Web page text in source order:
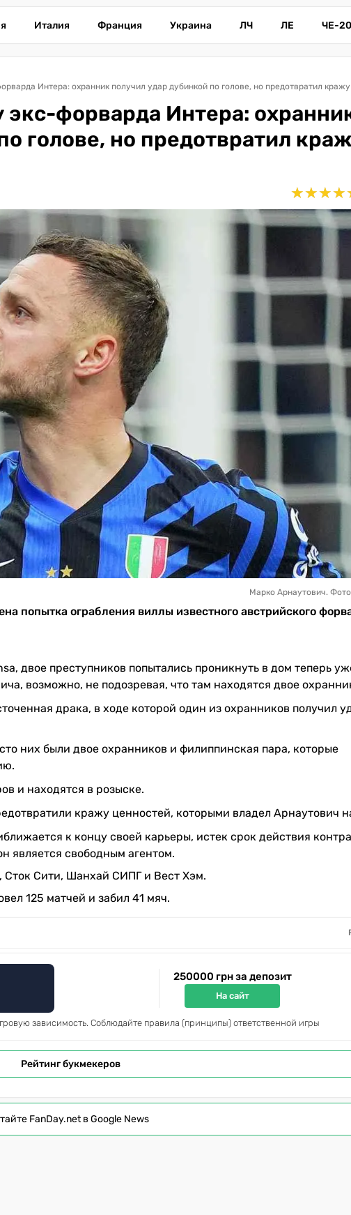
Италия Франция Украина ЛЧ ЛЕ ЧЕ-
Интера: охранник получил удар дубинкой по голове, но предотвратил кражу
форварда Интера:
голове, но предотвратил
★★★★
★★★★
Марко Арнаутович.
попытка ограбления виллы известного австрийского
двое преступников попытались проникнуть в дом теперь
возможно, не подозревая, что там находятся двое
драка, в ходе которой один из охранников получил
них были двое охранников и филиппинская пара, которые
и находятся в розыске.
кражу ценностей, которыми владел Арнаутович
к концу своей карьеры, истек срок действия
является свободным агентом.
Сток Сити, Шанхай СИПГ и Вест Хэм.
125 матчей и забил 41 мяч.
250000 грн за депозит
На сайт
зависимость. Соблюдайте правила (принципы) ответственной игры
Рейтинг букмекеров
FanDay.net в Google News